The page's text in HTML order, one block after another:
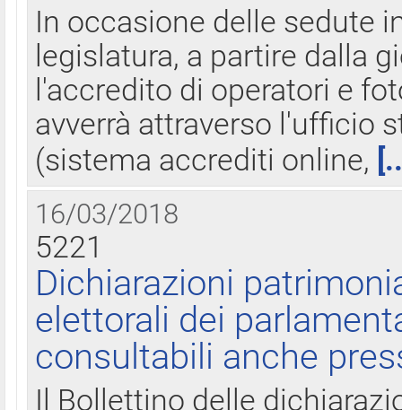
In occasione delle sedute
legislatura, a partire dalla
l'accredito di operatori e
avverrà attraverso l'ufficio
(sistema accrediti online,
16/03/2018
5221
Dichiarazioni
elettorali dei
consultabili anche
Il Bollettino delle